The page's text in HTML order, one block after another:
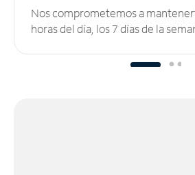
Nos comprometemos a
horas del día, los 7 días de la